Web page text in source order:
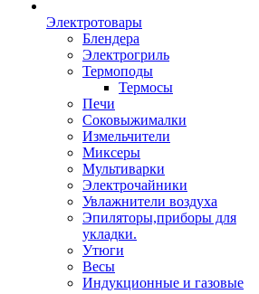
Электротовары
Блендера
Электрогриль
Термоподы
Термосы
Печи
Соковыжималки
Измельчители
Миксеры
Мультиварки
Электрочайники
Увлажнители воздуха
Эпиляторы,приборы для
укладки.
Утюги
Весы
Индукционные и газовые